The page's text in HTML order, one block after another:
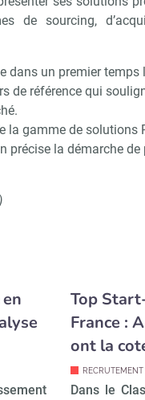
de sourcing,
dans un premier temps
de référence qui
la gamme de solutions
précise la démarche
Top
France :
ont la
Dans le